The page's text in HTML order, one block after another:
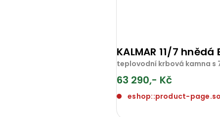
KALMAR 11/7 hnědá
teplovodní krbová kamna s
63 290,- Kč
eshop::product-